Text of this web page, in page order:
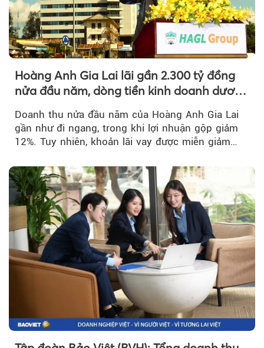
Hoàng Anh Gia Lai lãi gần 2.300 tỷ đồng
nửa đầu năm, dòng tiền kinh doanh dương
Doanh thu nửa đầu năm của Hoàng Anh Gia Lai
gần như đi ngang, trong khi lợi nhuận gộp giảm
12%. Tuy nhiên, khoản lãi vay được miễn giảm